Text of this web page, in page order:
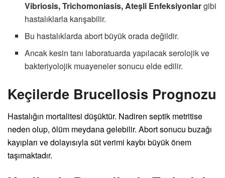
Vibriosis, Trichomoniasis, Ateşli Enfeksiyonlargibi
hastalıklarla karışabilir.
Bu hastalıklarda abort büyük orada değildir.
Ancak kesin tanı laboratuarda yapılacak serolojik ve
bakteriyolojik muayeneler sonucu elde edilir.
Keçilerde Brucellosis Prognozu
Hastalığın mortalitesi düşüktür. Nadiren septik metritise
neden olup, ölüm meydana gelebilir. Abort sonucu buzağı
kayıpları ve dolayısıyla süt verimi kaybı büyük önem
taşımaktadır.